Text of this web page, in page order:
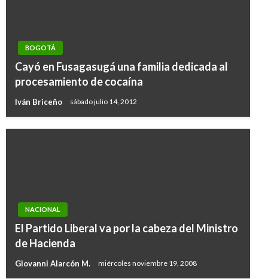
BOGOTÁ
Cayó en Fusagasugá una familia dedicada al
procesamiento de cocaína
Iván Briceño sábado julio 14, 2012
NACIONAL
El Partido Liberal va por la cabeza del Ministro
de Hacienda
Giovanni Alarcón M. miércoles noviembre 19, 2008